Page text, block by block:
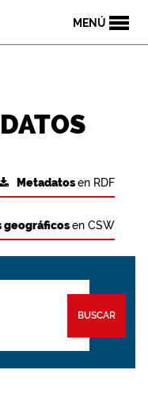
MENÚ
Metadatosen RDF
geográficosen CSW
BUSCAR